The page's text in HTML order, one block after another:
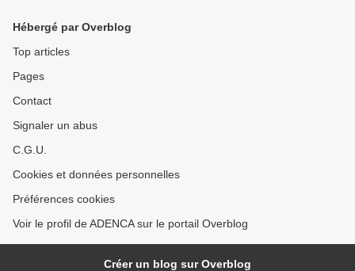
Hébergé par Overblog
Top articles
Pages
Contact
Signaler un abus
C.G.U.
Cookies et données personnelles
Préférences cookies
Voir le profil de ADENCA sur le portail Overblog
Créer un blog sur Overblog